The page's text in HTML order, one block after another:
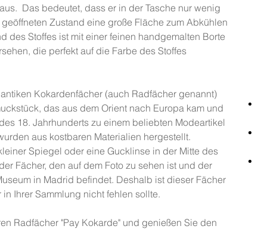
Das bedeutet, dass er in der Tasche nur wenig
Zustand eine große Fläche zum Abkühlen
des Stoffes ist mit einer feinen handgemalten Borte
die perfekt auf die Farbe des Stoffes
Kokardenfächer (auch Radfächer genannt)
das aus dem Orient nach Europa kam und
18. Jahrhunderts zu einem beliebten Modeartikel
aus kostbaren Materialien hergestellt.
Spiegel oder eine Gucklinse in der Mitte des
Fächer, den auf dem Foto zu sehen ist und der
in Madrid befindet. Deshalb ist dieser Fächer
Ihrer Sammlung nicht fehlen sollte.
Radfächer "Pay Kokarde" und genießen Sie den